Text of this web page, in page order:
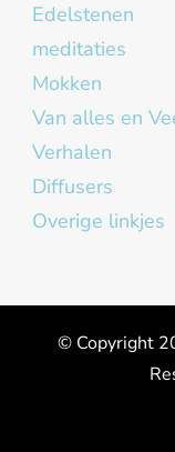
Edelstenen
meditaties
Mokken
Van alles en
Verhalen
Diffusers
Overige linkjes
© Copyright